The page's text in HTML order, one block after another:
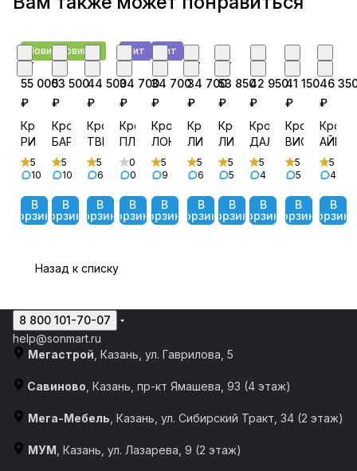
Новинка
от
55 000
₽
Кровать
РИЧИ
5
10
В
корзину
Новинка
от
53 500
₽
Кровать
БАРТОН
5
10
В
корзину
от
44 500
₽
Кровать
ТВИСТ
5
6
В
корзину
Хит
от
34 700
₽
Кровать
ПЛАЗА
0
0
В
корзину
Хит
от
34 700
₽
Кровать
ЛОНДОН
5
9
В
корзину
от
34 700
₽
Кровать
ЛИРА
5
6
В
корзину
от
53 850
₽
Кровать
ЛИКА
5
5
В
корзину
от
42 950
₽
Кровать
ДАЛЛАС
5
4
В
корзину
от
41 150
₽
Кровать
ВИОЛЕТ
5
5
В
корзину
от
46
₽
5
4
В
корзину
Назад к списку
8 800 101-70-07
help@sonmart.ru
Мегастрой , Казань, ул. Гаврилова, 5
Савиново , Казань, пр-кт Ямашева, 93 (4 этаж)
Мега-Мебель , Казань, ул. Сибирский Тракт, 34 (2 этаж)
МУМ , Казань, ул. Лазарева, 9 (2 этаж)